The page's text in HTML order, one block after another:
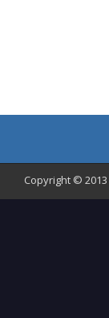
Copyright © 2013